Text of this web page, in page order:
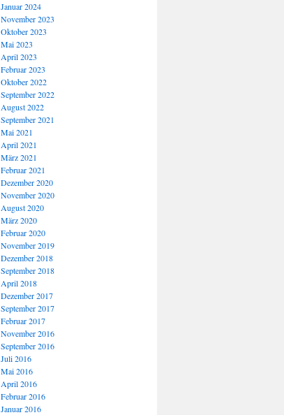
Januar 2024
November 2023
Oktober 2023
Mai 2023
April 2023
Februar 2023
Oktober 2022
September 2022
August 2022
September 2021
Mai 2021
April 2021
März 2021
Februar 2021
Dezember 2020
November 2020
August 2020
März 2020
Februar 2020
November 2019
Dezember 2018
September 2018
April 2018
Dezember 2017
September 2017
Februar 2017
November 2016
September 2016
Juli 2016
Mai 2016
April 2016
Februar 2016
Januar 2016